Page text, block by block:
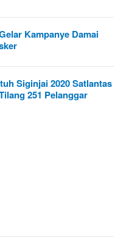
Kampanye Damai
Siginjai 2020 Satlantas
251 Pelanggar